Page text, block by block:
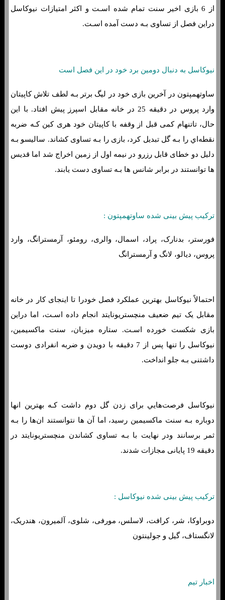
از 6 بازی اخیر سنت تمام شده اسـت و اکثر امتیازات نیوکاسل
دراین فصل از تساوی بـه دست آمده اسـت.
نیوکاسل به دنبال دومین برد خود در این فصل است
ساوتهمپتون در آخرین بازی خود در لیگ برتر بـه لطف تلاش کاپیتان
وارد پروس در دقیقه 25 در خانه مقابل اسپرز پیش افتاد. با این
حال، تاتنهام کمی قبل از وقفه با کاپیتان خود هری کین کـه ضربه
نقطه‌اي را بـه گل تبدیل کرد، بازی را بـه تساوی کشاند. سالیسو بـه
دلیل دو خطای قابل رزرو در نیمه اول از زمین اخراج شد اما قدیس
ها توانستند در برابر شانس ها بـه تساوی دست یابند.
ترکیب پیش بینی شده ساوتهمپتون :
فورستر، بدنارک، پراد، اسمال، والری، رومئو، آرمسترانگ، وارد
پروس، دیالو، لانگ و آرمسترانگ
احتمالاً نیوکاسل بهترین عملکرد فصل خودرا تا اینجای کار در خانه
مقابل یک تیم ضعیف منچستریونایتد انجام داده اسـت، اما دراین
بازی شکست خورده اسـت. ستاره میزبان، سنت ماکسیمین،
نیوکاسل را تنها پس از 7 دقیقه با دویدن و ضربه انفرادی دوست
داشتنی بـه جلو انداخت.
نیوکاسل فرصت‌هایي برای زدن گل دوم داشت کـه بهترین انها
دوباره بـه سنت ماکسیمین رسید، اما آن ها نتوانستند ان‌ها را بـه
ثمر برسانند ودر نهایت با بـه تساوی کشاندن منچستریونایتد در
دقیقه 19 پایانی مجازات شدند.
ترکیب پیش بینی شده نیوکاسل :
دوبراوکا، شر، کرافت، لاسلس، مورفی، شلوی، آلمیرون، هندریک،
لانگستاف، گیل و جولینتون
اخبار تیم